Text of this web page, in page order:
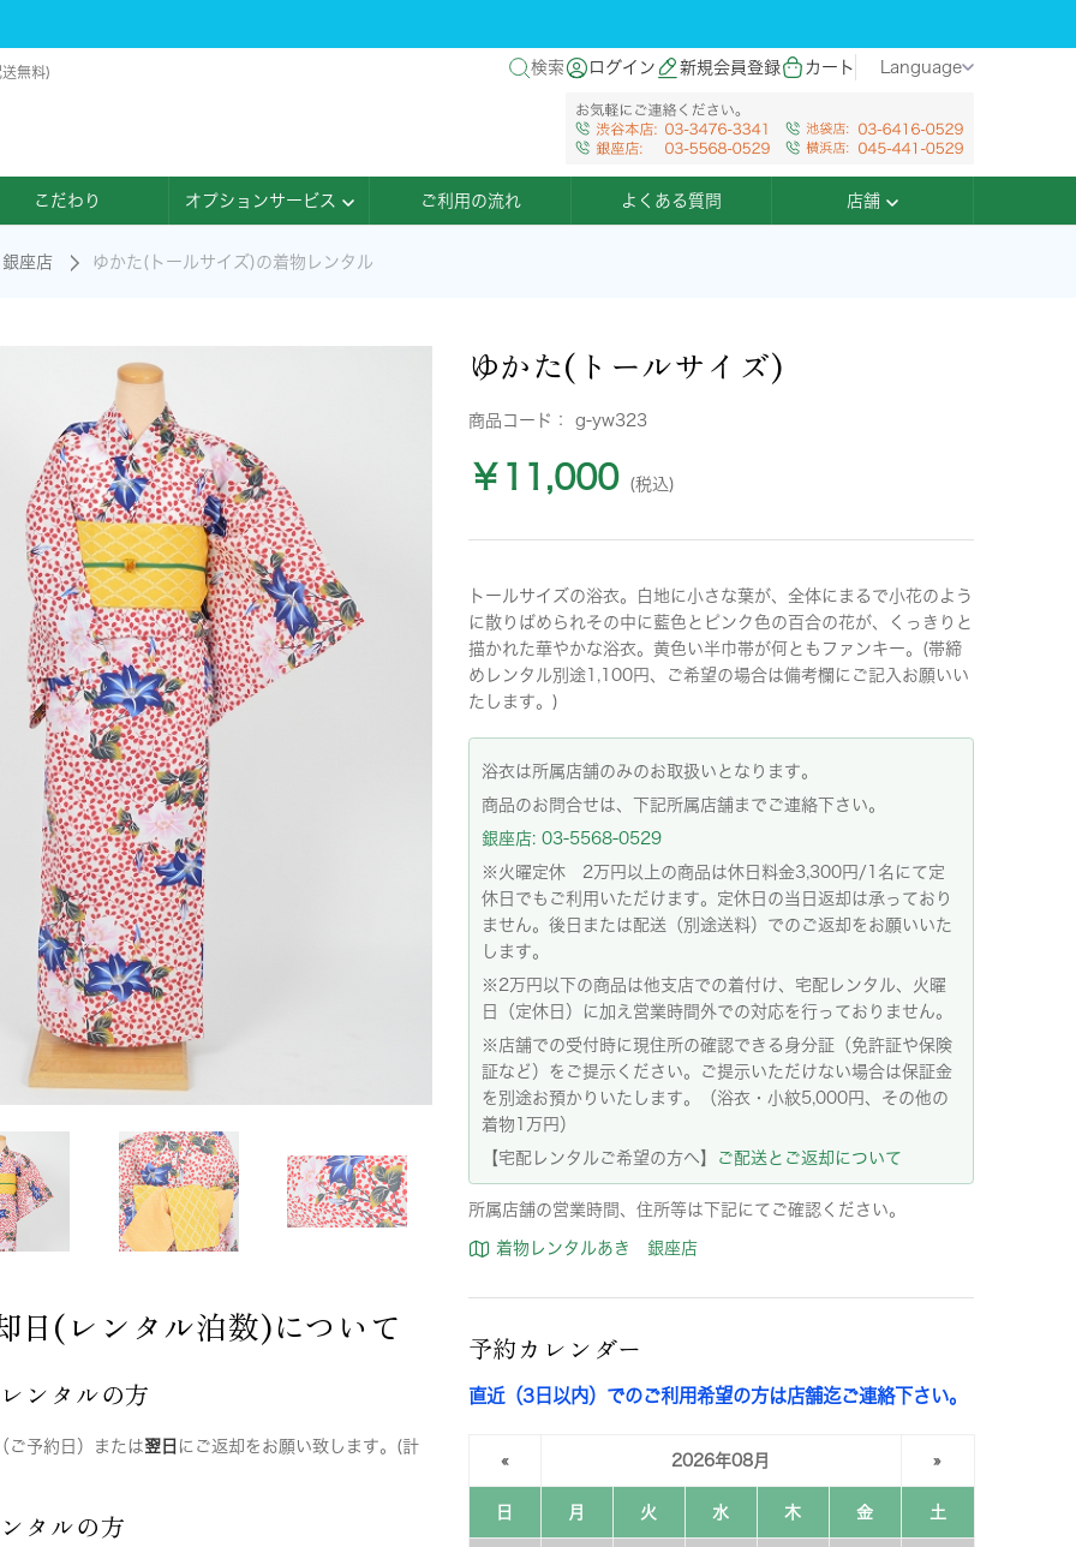
無料) 検索 ログイン 新規会員登録 カート Language
こだわり オプションサービス ご利用の流れ よくある質問 店舗
銀座店 ゆかた(トールサイズ)の着物レンタル
日(レンタル泊数)について
ンタルの方
ご予約日）または翌日 にご返却をお願い致します。(計
タルの方
ゆかた(トールサイズ)
商品コード： g-yw323
￥11,000 (税込)
トールサイズの浴衣。白地に小さな葉が、全体にまるで小花のよう
に散りばめられその中に藍色とピンク色の百合の花が、くっきりと
描かれた華やかな浴衣。黄色い半巾帯が何ともファンキー。(帯締
めレンタル別途1,100円、ご希望の場合は備考欄にご記入お願いい
たします。)
浴衣は所属店舗のみのお取扱いとなります。
商品のお問合せは、下記所属店舗までご連絡下さい。
銀座店: 03-5568-0529
※火曜定休 2万円以上の商品は休日料金3,300円/1名にて定
休日でもご利用いただけます。定休日の当日返却は承っており
ません。後日または配送（別途送料）でのご返却をお願いいた
します。
※2万円以下の商品は他支店での着付け、宅配レンタル、火曜
日（定休日）に加え営業時間外での対応を行っておりません。
※店舗での受付時に現住所の確認できる身分証（免許証や保険
証など）をご提示ください。ご提示いただけない場合は保証金
を別途お預かりいたします。（浴衣・小紋5,000円、その他の
着物1万円）
【宅配レンタルご希望の方へ】
ご配送とご返却について
所属店舗の営業時間、住所等は下記にてご確認ください。
着物レンタルあき 銀座店
予約カレンダー
直近（3日以内）でのご利用希望の方は店舗迄ご連絡下さい。
« 2026年08月 »
日 月 火 水 木 金 土